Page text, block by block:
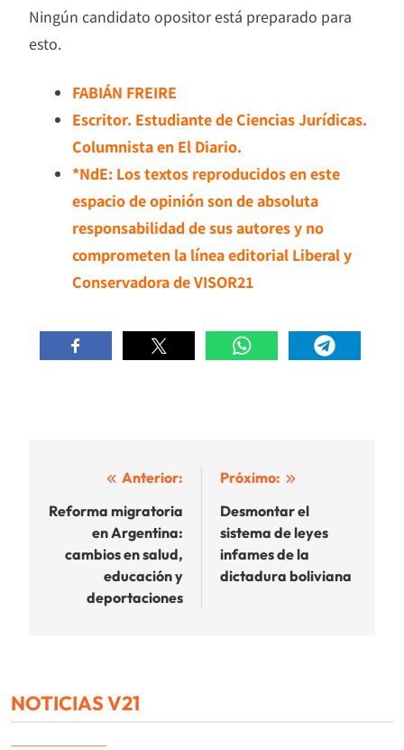
Ningún candidato opositor está preparado para
esto.
FABIÁN FREIRE
Escritor. Estudiante de Ciencias Jurídicas.
Columnista en El Diario.
*NdE: Los textos reproducidos en este
espacio de opinión son de absoluta
responsabilidad de sus autores y no
comprometen la línea editorial Liberal y
Conservadora de VISOR21
Navegación
de
entradas
Anterior:
Reforma migratoria
en Argentina:
cambios en salud,
educación y
deportaciones
Próximo:
Desmontar el
sistema de leyes
infames de la
dictadura boliviana
NOTICIAS V21